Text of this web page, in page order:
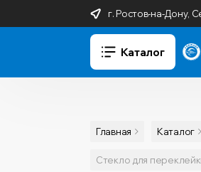
г. Ростов-на-Дону,
Каталог
Главная Каталог
Стекло для